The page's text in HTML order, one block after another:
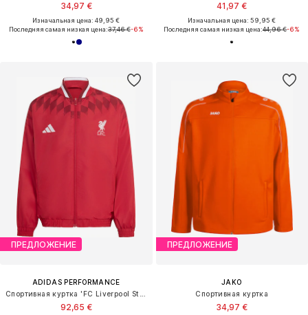
34,97 €
Изначальная цена: 49,95 €
Последняя самая низкая цена:37,46 €-6%
41,97 €
Изначальная цена: 59,95 €
Последняя самая низкая цена:44,96 €-6%
ПРЕДЛОЖЕНИЕ
ADIDAS PERFORMANCE
92,65 €
ПРЕДЛОЖЕНИЕ
JAKO
Спортивная куртка
34,97 €